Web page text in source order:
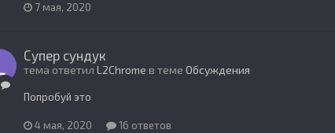
7 мая, 2020
Супер сундук
тема ответил L2Chrome в теме Обсуждения
Попробуй это
4 мая, 2020 16 ответов